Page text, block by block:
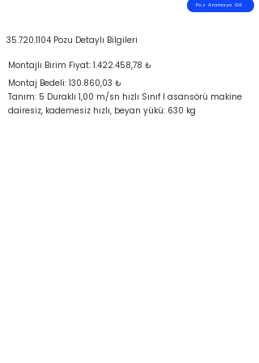
Poz Aramaya Git
35.720.1104 Pozu Detaylı Bilgileri
Montajlı Birim Fiyat: 1.422.458,78 ₺
Montaj Bedeli: 130.860,03 ₺
Tanım: 5 Duraklı 1,00 m/sn hızlı Sınıf I asansörü makine
dairesiz, kademesiz hızlı, beyan yükü: 630 kg